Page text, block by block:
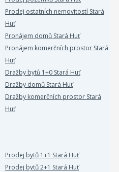
Prodej ostatních nemovitostí Stará
Huť
Pronájem domů Stará Huť
Pronájem komerčních prostor Stará
Huť
Dražby bytů 1+0 Stará Huť
Dražby domů Stará Huť
Dražby komerčních prostor Stará
Huť
Prodej bytů 1+1 Stará Huť
Prodej bytů 2+1 Stará Huť